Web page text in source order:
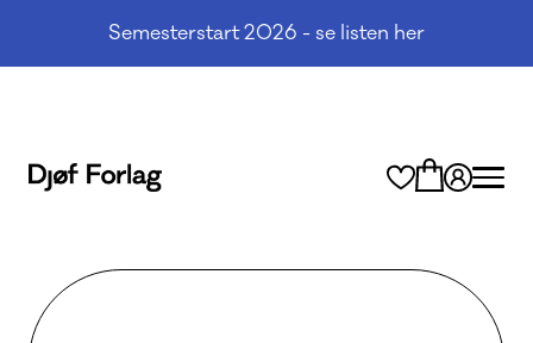
Semesterstart 2026 - se listen her